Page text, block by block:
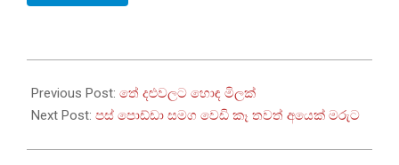
07-
30
Previous Post: තේ දළුවලට හොඳ මිලක්
Next Post: පස් පොඩ්ඩා සමග වෙඩි කෑ තවත් අයෙක් මරුට